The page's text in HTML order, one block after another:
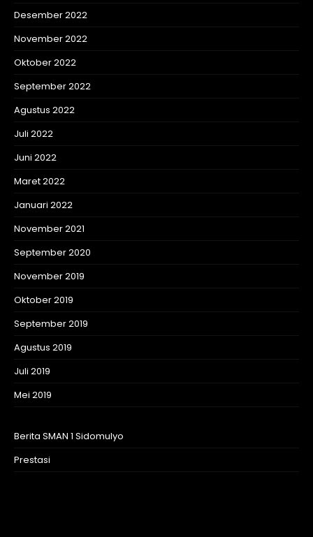
Desember 2022
November 2022
Oktober 2022
September 2022
Agustus 2022
Juli 2022
Juni 2022
Maret 2022
Januari 2022
November 2021
September 2020
November 2019
Oktober 2019
September 2019
Agustus 2019
Juli 2019
Mei 2019
Berita SMAN 1 Sidomulyo
Prestasi